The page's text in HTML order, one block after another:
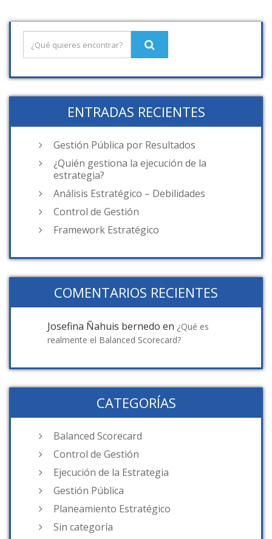
ENTRADAS RECIENTES
Gestión Pública por Resultados
¿Quién gestiona la ejecución de la
estrategia?
Análisis Estratégico – Debilidades
Control de Gestión
Framework Estratégico
COMENTARIOS RECIENTES
Josefina Ñahuis bernedo en ¿Qué es
realmente el Balanced Scorecard?
CATEGORÍAS
Balanced Scorecard
Control de Gestión
Ejecución de la Estrategia
Gestión Pública
Planeamiento Estratégico
Sin categoría